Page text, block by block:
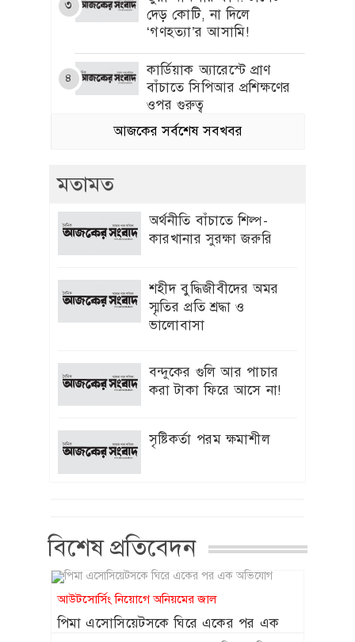
৩
দেড় কোটি, না দিলে
‘গণহত্যা’র আসামি!
৪
কার্ডিয়াক অ্যারেস্টে প্রাণ
বাঁচাতে সিপিআর প্রশিক্ষণের
ওপর গুরুত্ব
৬
প্রীতি জিনতার সঙ্গে প্রেম নিয়ে
মুখ খুললেন ক্রিকেটার ব্রেট লি
৭
চুক্তিতে নেই কেন, ব্যাখ্যা দিল
বিসিবি
ভাষাকে অগ্রাধিকার দেওয়া
হবে : ইউজিসি চেয়ারম্যান
অভিনেত্রী মেরি এগিদা রিভেরা
আর নেই
১১
সদ্য সমাপ্ত প্রকল্পের অগ্রগতি অদৃশ্য
বিএডিসি “র”গুদামঘর নির্মাণ
রক্ষনাবেক্ষণ প্রকল্পের পিডি
মুজিবরের নেতৃত্বে চলছে
হরিলুট
আজকের সর্বশেষ সবখবর
মতামত
অর্থনীতি বাঁচাতে শিল্প-
কারখানার সুরক্ষা জরুরি
শহীদ বুদ্ধিজীবীদের অমর
স্মৃতির প্রতি শ্রদ্ধা ও
ভালোবাসা
বন্দুকের গুলি আর পাচার
করা টাকা ফিরে আসে না!
সৃষ্টিকর্তা পরম ক্ষমাশীল
বিশেষ প্রতিবেদন
আউটসোর্সিং নিয়োগে অনিয়মের জাল
পিমা এসোসিয়েটসকে ঘিরে একের পর এক